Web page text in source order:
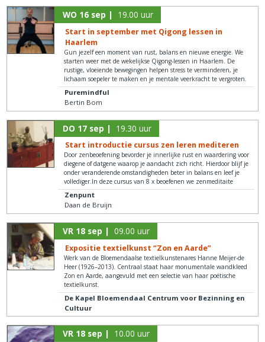
WO 16 sep | 19.00 uur
Start in september met Qigong lessen in
Haarlem
Gun jezelf een moment van rust, balans en nieuwe energie. We
starten weer met de wekelijkse Qigong-lessen in Haarlem. De
rustige, vloeiende bewegingen helpen stress te verminderen, je
lichaam soepeler te maken en je mentale veerkracht te vergroten.
Puremindful
Bertin Bom
DO 17 sep | 19.30 uur
Start introductie cursus zen leren mediteren
Door zenbeoefening bevorder je innerlijke rust en waardering voor
diegene of datgene waarop je aandacht zich richt. Hierdoor blijf je
onder veranderende omstandigheden beter in balans en leef je
vollediger.In deze cursus van 8 x beoefenen we zenmeditaite
Zenpunt
Daan de Bruijn
VR 18 sep | 09.00 uur
Expositie textielkunst “Zon en Aarde”
Werk van de Bloemendaalse textielkunstenares Hanne Meijer-de
Heer (1926–2013). Centraal staat haar monumentale wandkleed
Zon en Aarde, aangevuld met een selectie van haar poëtische
textielkunst.
De Kapel Bloemendaal Centrum voor Bezinning en
Cultuur
VR 18 sep | 10.00 uur